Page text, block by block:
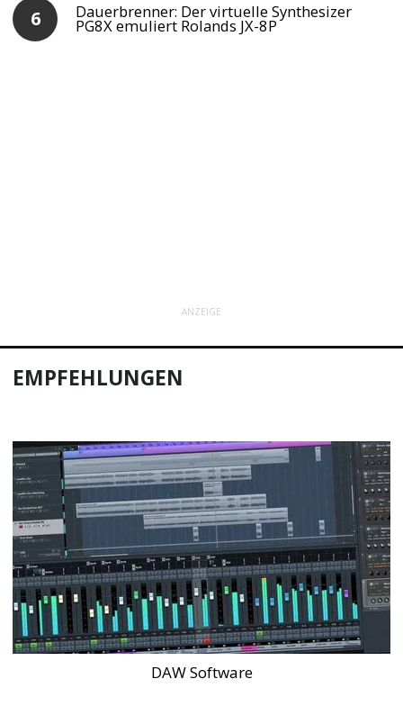
Dauerbrenner: Der virtuelle Synthesizer
PG8X emuliert Rolands JX-8P
ANZEIGE
EMPFEHLUNGEN
DAW Software